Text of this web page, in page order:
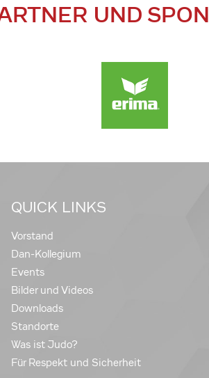
UND
QUICK LINKS
Vorstand
Dan-Kollegium
Events
Bilder und Videos
Downloads
Standorte
Was ist Judo?
Für Respekt und Sicherheit